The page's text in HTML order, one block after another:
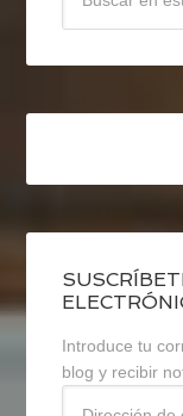
Introduce tu
blog y recibir